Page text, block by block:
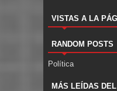
VISTAS A LA
RANDOM POSTS
Política
MÁS LEÍDAS